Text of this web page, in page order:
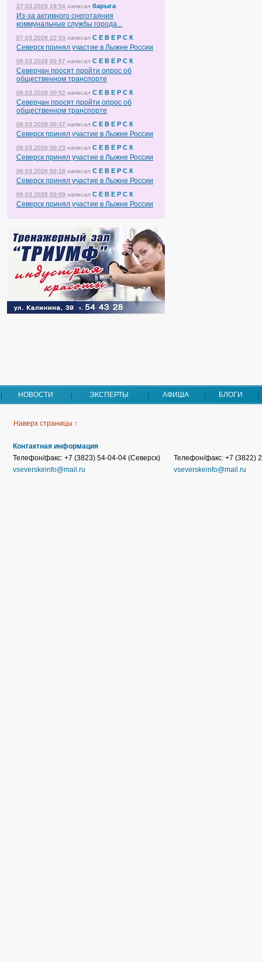
27.03.2026 19:54 написал барыга
Из-за активного снеготаяния
коммунальные службы города...
07.03.2026 22:33 написал С Е В Е Р С К
Северск принял участие в Лыжне России
06.03.2026 00:57 написал С Е В Е Р С К
Северчан просят пройти опрос об
общественном транспорте
06.03.2026 00:52 написал С Е В Е Р С К
Северчан просят пройти опрос об
общественном транспорте
06.03.2026 00:37 написал С Е В Е Р С К
Северск принял участие в Лыжне России
06.03.2026 00:23 написал С Е В Е Р С К
Северск принял участие в Лыжне России
06.03.2026 00:18 написал С Е В Е Р С К
Северск принял участие в Лыжне России
06.03.2026 00:09 написал С Е В Е Р С К
Северск принял участие в Лыжне России
НОВОСТИ ЭКСПЕРТЫ АФИША БЛОГИ
Наверх страницы ↑
Контактная информация
Телефон/факс: +7 (3823) 54-04-04 (Северск)
vseverskeinfo@mail.ru
Телефон/факс: +7 (3822)
vseverskeinfo@mail.ru